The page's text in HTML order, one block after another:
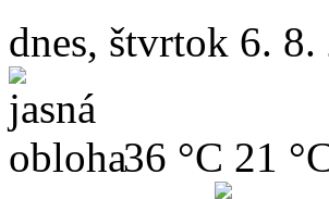
dnes, štvrtok 6. 8.
36 °C 21